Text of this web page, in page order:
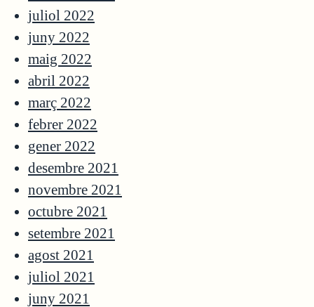
juliol 2022
juny 2022
maig 2022
abril 2022
març 2022
febrer 2022
gener 2022
desembre 2021
novembre 2021
octubre 2021
setembre 2021
agost 2021
juliol 2021
juny 2021